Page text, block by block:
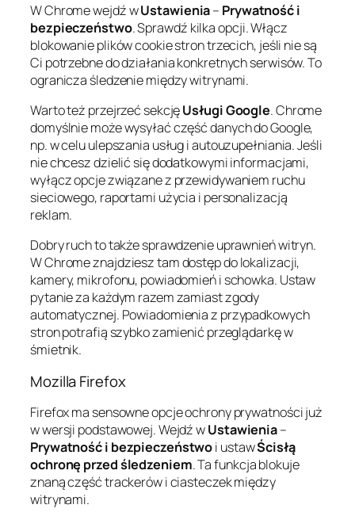
W Chrome wejdź wUstawienia– Prywatność i
bezpieczeństwo. Sprawdź kilka opcji. Włącz
blokowanie plików cookie stron trzecich, jeśli nie są
Ci potrzebne do działania konkretnych serwisów. To
ogranicza śledzenie między witrynami.
Warto też przejrzeć sekcjęUsługi Google. Chrome
domyślnie może wysyłać część danych do Google,
np. w celu ulepszania usług i autouzupełniania. Jeśli
nie chcesz dzielić się dodatkowymi informacjami,
wyłącz opcje związane z przewidywaniem ruchu
sieciowego, raportami użycia i personalizacją
reklam.
Dobry ruch to także sprawdzenie uprawnień witryn.
W Chrome znajdziesz tam dostęp do lokalizacji,
kamery, mikrofonu, powiadomień i schowka. Ustaw
pytanie za każdym razem zamiast zgody
automatycznej. Powiadomienia z przypadkowych
stron potrafią szybko zamienić przeglądarkę w
śmietnik.
Mozilla Firefox
Firefox ma sensowne opcje ochrony prywatności już
w wersji podstawowej. Wejdź wUstawienia–
Prywatność i bezpieczeństwoi ustawŚcisłą
ochronę przed śledzeniem. Ta funkcja blokuje
znaną część trackerów i ciasteczek między
witrynami.